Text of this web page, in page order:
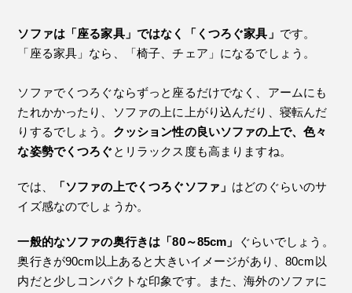
ソファは「座る家具」ではなく「くつろぐ家具」 です。
「座る家具」なら、「椅子、チェア」になるでしょう。
ソファでくつろぐならずっと座るだけでなく、アームにも
たれかかったり、ソファの上に上がり込んだり、寝転んだ
りするでしょう。 クッション性の良いソファの上で、色々
な姿勢でくつろぐ とリラックス度も高まりますね。
では、 「ソファの上でくつろぐソファ」 はどのぐらいのサ
イズ感なのでしょうか。
一般的なソファの奥行きは「80～85cm」
ぐらいでしょう。
奥行きが90cm以上あると大きいイメージがあり、80cm以
内だと少しコンパクトな印象です。また、海外のソファに